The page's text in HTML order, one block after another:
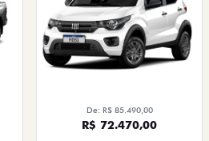
De: R$ 85.490,00
R$ 72.470,00